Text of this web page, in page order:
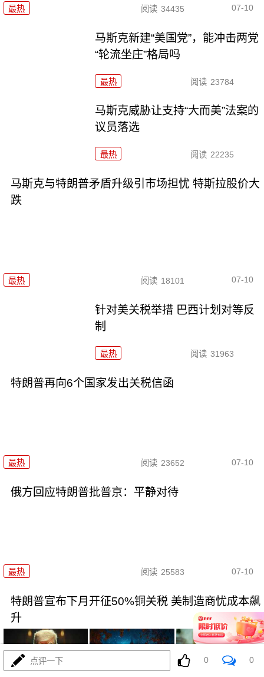
最热 阅读 34435 07-10
马斯克新建“美国党”，能冲击两党
“轮流坐庄”格局吗
最热 阅读 23784
马斯克威胁让支持“大而美”法案的
议员落选
最热 阅读 22235
马斯克与特朗普矛盾升级引市场担忧 特斯拉股价大
跌
最热 阅读 18101 07-10
针对美关税举措 巴西计划对等反
制
最热 阅读 31963
特朗普再向6个国家发出关税信函
最热 阅读 23652 07-10
俄方回应特朗普批普京：平静对待
最热 阅读 25583 07-10
特朗普宣布下月开征50%铜关税 美制造商忧成本飙
升
点评一下 0 0